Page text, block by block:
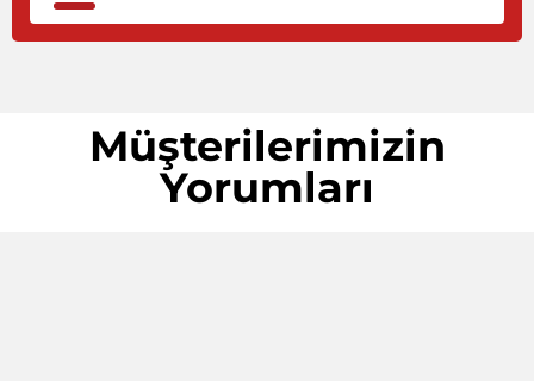
Müşterilerimizin
Yorumları